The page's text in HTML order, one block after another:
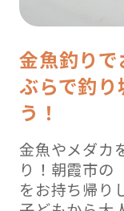
金魚釣り
ぶらで釣
う！
金魚やメダカ
り！朝霞市の
をお持ち帰り